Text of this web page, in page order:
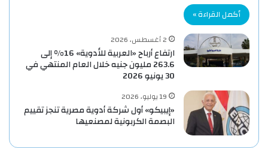
أكمل القراءة »
2 أغسطس، 2026
ارتفاع أرباح «العربية للأدوية» 16% إلى
263.6 مليون جنيه خلال العام المنتهي في
30 يونيو 2026
19 يوليو، 2026
«إيبيكو» أول شركة أدوية مصرية تنجز تقييم
البصمة الكربونية لمصنعيها